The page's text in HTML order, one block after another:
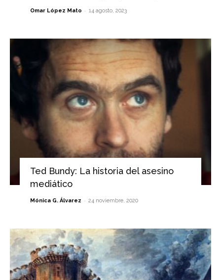
Omar López Mato - 14 agosto, 2023
Ted Bundy: La historia del asesino
mediático
Mónica G. Álvarez - 24 noviembre, 2020